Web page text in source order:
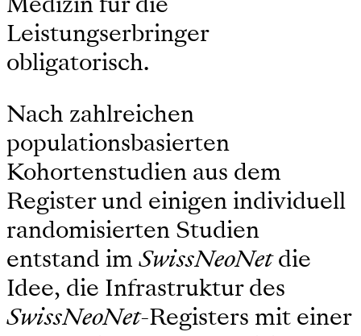
Leistungserbringer
obligatorisch.
Nach zahlreichen
populationsbasierten
Kohortenstudien aus dem
Register und einigen individuell
randomisierten Studien
entstand im SwissNeoNetdie
Idee, die Infrastruktur des
SwissNeoNet-Registers mit einer